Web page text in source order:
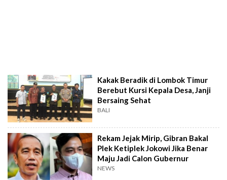
Kakak Beradik di Lombok Timur
Berebut Kursi Kepala Desa, Janji
Bersaing Sehat
BALI
Rekam Jejak Mirip, Gibran Bakal
Plek Ketiplek Jokowi Jika Benar
Maju Jadi Calon Gubernur
NEWS